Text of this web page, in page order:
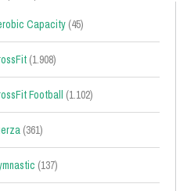
Capacity (45)
(1.908)
Football (1.102)
(361)
(137)